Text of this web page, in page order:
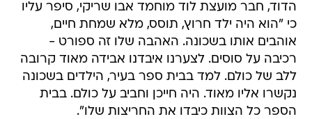
הדוד, חבר מועצת לוד מוחמד אבו שריקי, סיפר עליו
כי "הוא היה ילד חרוץ, תוסס, מלא שמחת חיים,
אוהבים אותו בשכונה. האהבה שלו זה ספורט -
רכיבה על סוסים. לצערנו איבדנו אבידה מאוד קרובה
ללב של כולם. למד בבית ספר בעיר, הילדים בשכונה
נקשרו אליו מאוד. היה חייכן וחביב על כולם. בבית
הספר כל הצוות כיבדו את החריצות שלו".